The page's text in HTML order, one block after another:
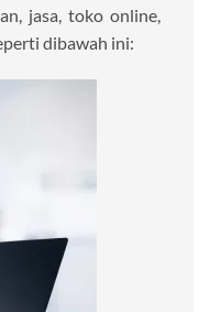
jasa, toko online,
dibawah ini: